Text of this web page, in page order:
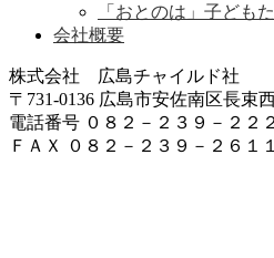
「おとのは」子ども
会社概要
株式会社 広島チャイルド社
〒731-0136 広島市安佐南区長束
電話番号 ０８２－２３９－２２
ＦＡＸ ０８２－２３９－２６１１